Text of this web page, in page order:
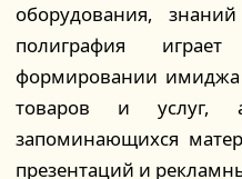
оборудования,
полиграфия
формировании
товаров и услуг,
запоминающихся
презентаций и